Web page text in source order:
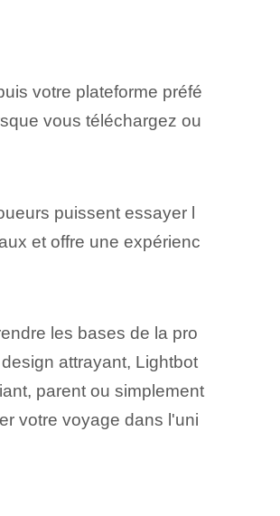
votre plateforme préfé
vous téléchargez ou
puissent essayer l
et offre une expérienc
les bases de la pro
attrayant, Lightbot
parent ou simplement
votre voyage dans l'uni